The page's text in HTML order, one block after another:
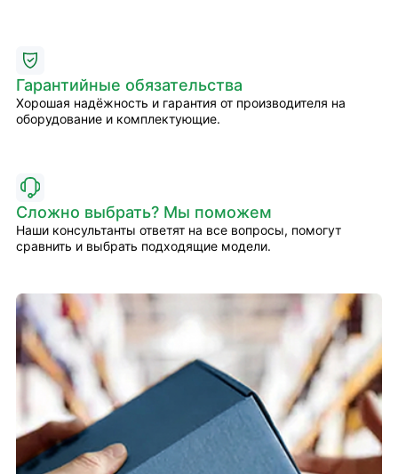
Гарантийные обязательства
Хорошая надёжность и гарантия от производителя на
оборудование и комплектующие.
Сложно выбрать? Мы поможем
Наши консультанты ответят на все вопросы, помогут
сравнить и выбрать подходящие модели.